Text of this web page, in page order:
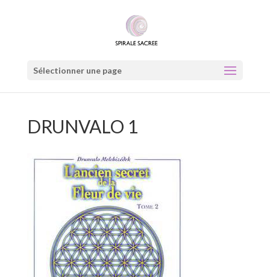
Sélectionner une page
DRUNVALO 1